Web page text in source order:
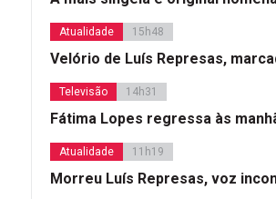
Atualidade 15h48
Velório de Luís Represas,
Televisão 14h31
Fátima Lopes regressa às
Atualidade 11h19
Morreu Luís Represas, voz